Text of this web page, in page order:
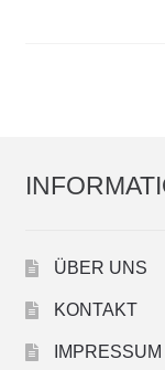
PREVIEW
ÜBER UNS
KONTAKT
IMPRESSUM